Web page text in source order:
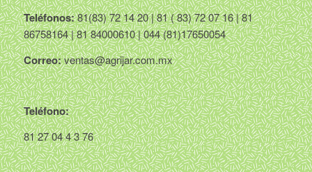
Teléfonos:81(83) 72 14 20 | 81 ( 83) 72 07 16 | 81
86758164 | 81 84000610 | 044 (81)17650054
Correo: ventas@agrijar.com.mx
Teléfono:
81 27 04 4 3 76